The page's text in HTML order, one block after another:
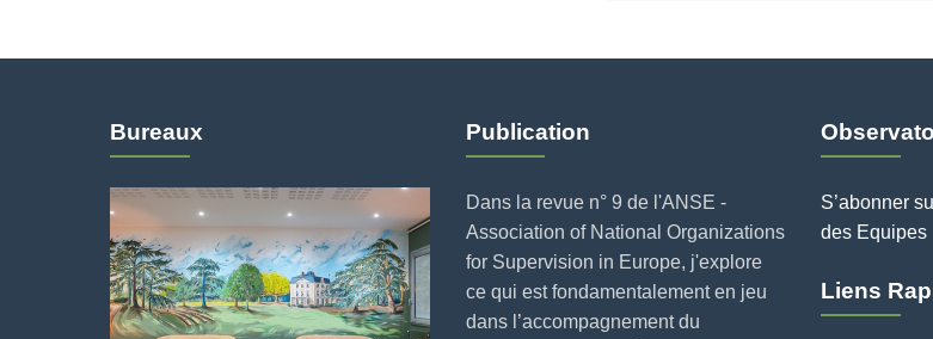
Bureaux Publication
Dans la revue n° 9 de l'ANSE -
Association of National Organizations
for Supervision in Europe, j'explore
ce qui est fondamentalement en jeu
dans l’accompagnement du
S’abonner
des Equipes
Liens